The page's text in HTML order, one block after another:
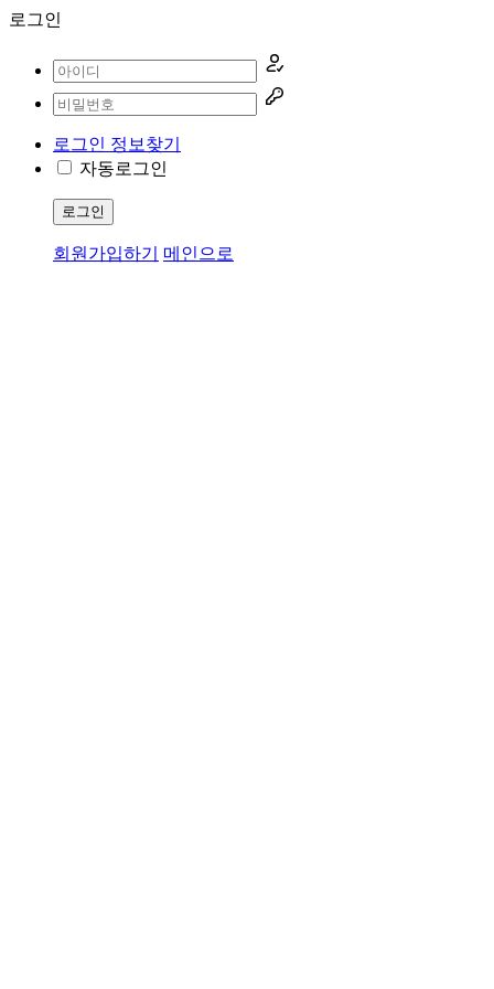
로그인
로그인 정보찾기
자동로그인
로그인
회원가입하기 메인으로